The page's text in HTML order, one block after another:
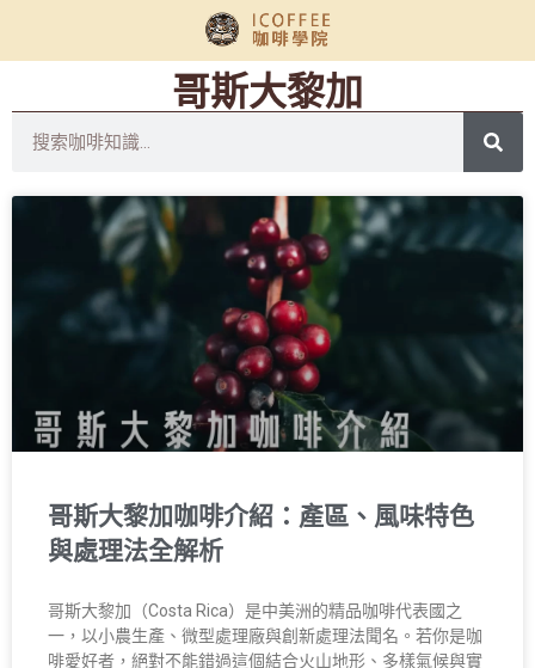
哥斯大黎加
哥斯大黎加咖啡介紹：產區、風味特色
與處理法全解析
哥斯大黎加（Costa Rica）是中美洲的精品咖啡代表國之
一，以小農生產、微型處理廠與創新處理法聞名。若你是咖
啡愛好者，絕對不能錯過這個結合火山地形、多樣氣候與實